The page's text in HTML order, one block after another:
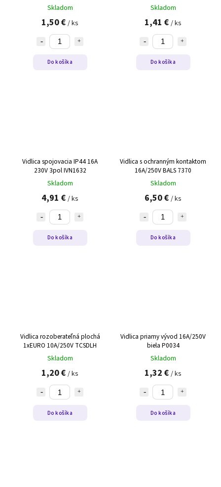
Skladom
1,50 € / ks
Do košíka
Skladom
1,41 € / ks
Do košíka
Vidlica spojovacia IP44 16A
230V 3pol IVN1632
Skladom
4,91 € / ks
Do košíka
Vidlica s ochranným kontaktom
16A/250V BALS 7370
Skladom
6,50 € / ks
Do košíka
Vidlica rozoberateľná plochá
1xEURO 10A/250V TCSDLH
Skladom
1,20 € / ks
Do košíka
Vidlica priamy vývod 16A/250V
biela P0034
Skladom
1,32 € / ks
Do košíka